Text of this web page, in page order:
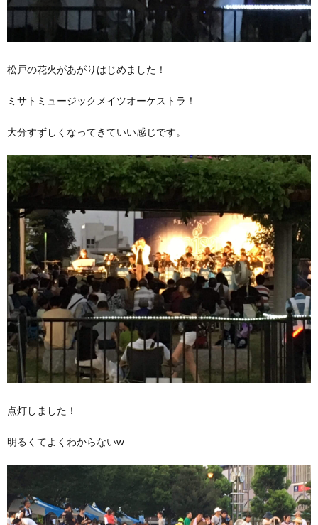
松戸の花火があがりはじめました！
ミサトミュージックメイツオーケストラ！
大分すずしくなってきていい感じです。
点灯しました！
明るくてよくわからないw